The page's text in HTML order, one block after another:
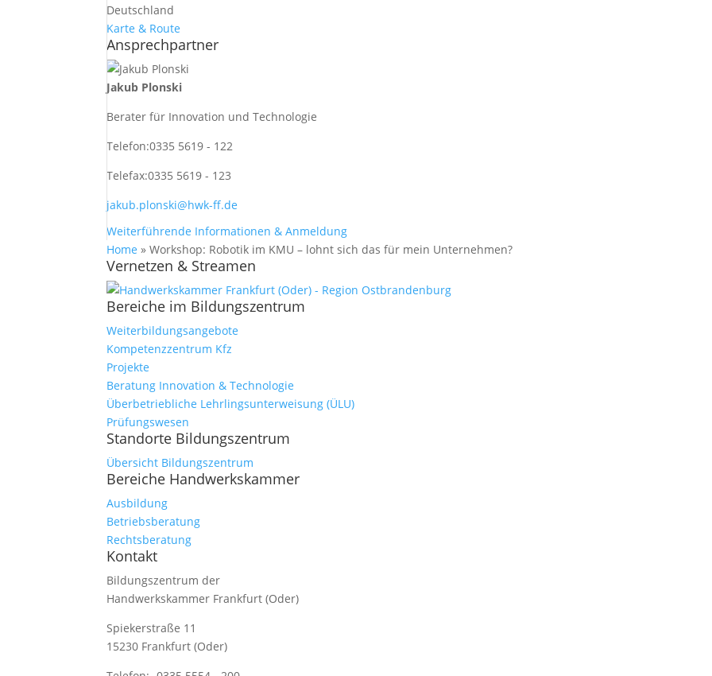
Deutschland
Karte & Route
Ansprechpartner
Jakub Plonski
Berater für Innovation und Technologie
Telefon:0335 5619 - 122
Telefax:0335 5619 - 123
jakub.plonski@hwk-ff.de
Weiterführende Informationen & Anmeldung
Home »Workshop: Robotik im KMU – lohnt sich das für mein Unternehmen?
Vernetzen & Streamen
Bereiche im Bildungszentrum
Weiterbildungsangebote
Kompetenzzentrum Kfz
Projekte
Beratung Innovation & Technologie
Überbetriebliche Lehrlingsunterweisung (ÜLU)
Prüfungswesen
Standorte Bildungszentrum
Übersicht Bildungszentrum
Bereiche Handwerkskammer
Ausbildung
Betriebsberatung
Rechtsberatung
Kontakt
Bildungszentrum der
Handwerkskammer Frankfurt (Oder)
Spiekerstraße 11
15230 Frankfurt (Oder)